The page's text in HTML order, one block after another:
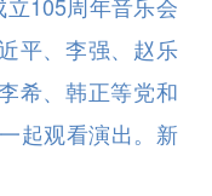
105周年音乐会
平、李强、赵乐
希、韩正等党和
起观看演出。新